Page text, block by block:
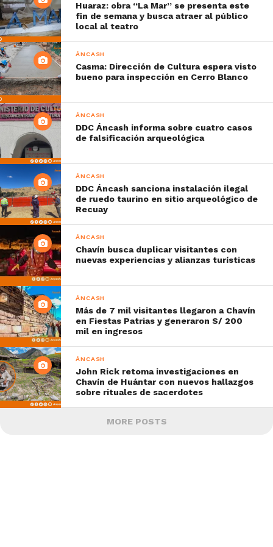
Huaraz: obra “La Mar” se presenta este
fin de semana y busca atraer al público
local al teatro
ÁNCASH
Casma: Dirección de Cultura espera visto
bueno para inspección en Cerro Blanco
ÁNCASH
DDC Áncash informa sobre cuatro casos
de falsificación arqueológica
ÁNCASH
DDC Áncash sanciona instalación ilegal
de ruedo taurino en sitio arqueológico de
Recuay
ÁNCASH
Chavín busca duplicar visitantes con
nuevas experiencias y alianzas turísticas
ÁNCASH
Más de 7 mil visitantes llegaron a Chavín
en Fiestas Patrias y generaron S/ 200
mil en ingresos
ÁNCASH
John Rick retoma investigaciones en
Chavín de Huántar con nuevos hallazgos
sobre rituales de sacerdotes
MORE POSTS